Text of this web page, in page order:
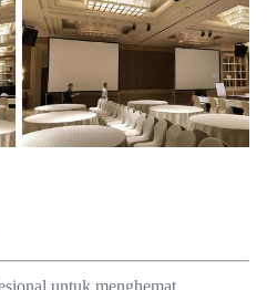
untuk menghemat